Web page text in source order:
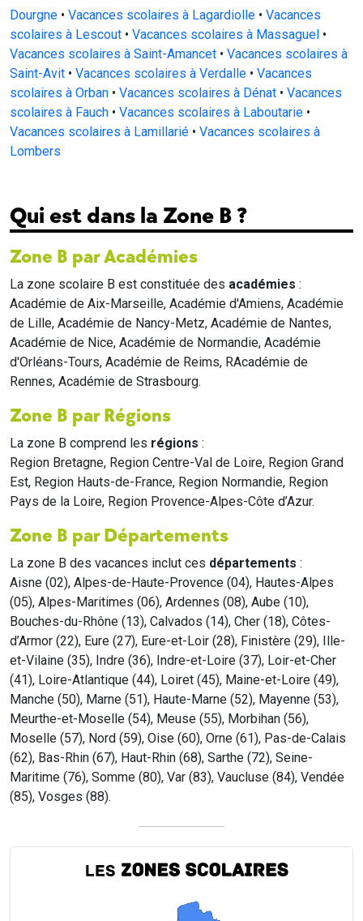
Dourgne • Vacances scolaires à Lagardiolle • Vacances
scolaires à Lescout • Vacances scolaires à Massaguel •
Vacances scolaires à Saint-Amancet • Vacances scolaires à
Saint-Avit • Vacances scolaires à Verdalle • Vacances
scolaires à Orban • Vacances scolaires à Dénat • Vacances
scolaires à Fauch • Vacances scolaires à Laboutarie •
Vacances scolaires à Lamillarié • Vacances scolaires à
Lombers
Qui est dans la Zone B ?
Zone B par Académies
La zone scolaire B est constituée des académies :
Académie de Aix-Marseille, Académie d'Amiens, Académie
de Lille, Académie de Nancy-Metz, Académie de Nantes,
Académie de Nice, Académie de Normandie, Académie
d'Orléans-Tours, Académie de Reims, RAcadémie de
Rennes, Académie de Strasbourg.
Zone B par Régions
La zone B comprend les régions :
Region Bretagne, Region Centre-Val de Loire, Region Grand
Est, Region Hauts-de-France, Region Normandie, Region
Pays de la Loire, Region Provence-Alpes-Côte d’Azur.
Zone B par Départements
La zone B des vacances inclut ces départements :
Aisne (02), Alpes-de-Haute-Provence (04), Hautes-Alpes
(05), Alpes-Maritimes (06), Ardennes (08), Aube (10),
Bouches-du-Rhône (13), Calvados (14), Cher (18), Côtes-
d’Armor (22), Eure (27), Eure-et-Loir (28), Finistère (29), Ille-
et-Vilaine (35), Indre (36), Indre-et-Loire (37), Loir-et-Cher
(41), Loire-Atlantique (44), Loiret (45), Maine-et-Loire (49),
Manche (50), Marne (51), Haute-Marne (52), Mayenne (53),
Meurthe-et-Moselle (54), Meuse (55), Morbihan (56),
Moselle (57), Nord (59), Oise (60), Orne (61), Pas-de-Calais
(62), Bas-Rhin (67), Haut-Rhin (68), Sarthe (72), Seine-
Maritime (76), Somme (80), Var (83), Vaucluse (84), Vendée
(85), Vosges (88).